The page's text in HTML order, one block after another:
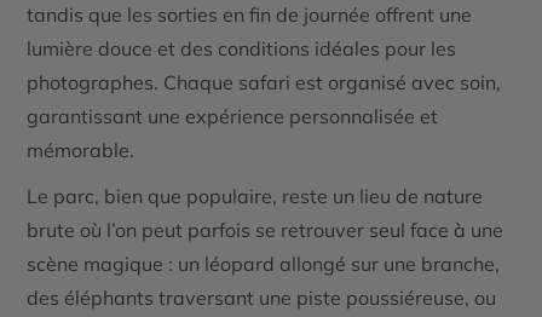
tandis que les sorties en fin de journée offrent une
lumière douce et des conditions idéales pour les
photographes. Chaque safari est organisé avec soin,
garantissant une expérience personnalisée et
mémorable.
Le parc, bien que populaire, reste un lieu de nature
brute où l’on peut parfois se retrouver seul face à une
scène magique : un léopard allongé sur une branche,
des éléphants traversant une piste poussiéreuse, ou